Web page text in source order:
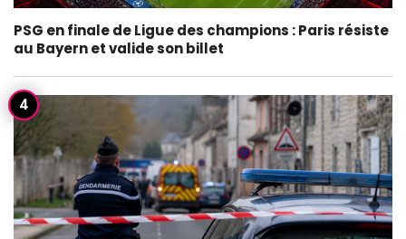
PSG en finale de Ligue des champions : Paris résiste
au Bayern et valide son billet